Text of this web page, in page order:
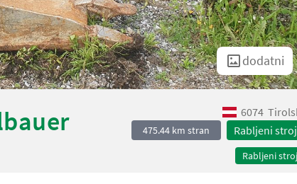
dodatni
6074
475.44 km stran Rabljeni
Rabljeni